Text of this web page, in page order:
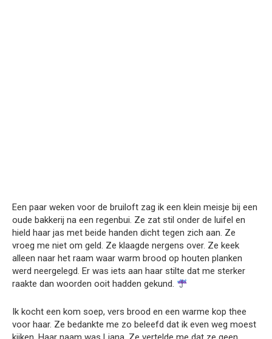
Een paar weken voor de bruiloft zag ik een klein meisje bij een
oude bakkerij na een regenbui. Ze zat stil onder de luifel en
hield haar jas met beide handen dicht tegen zich aan. Ze
vroeg me niet om geld. Ze klaagde nergens over. Ze keek
alleen naar het raam waar warm brood op houten planken
werd neergelegd. Er was iets aan haar stilte dat me sterker
raakte dan woorden ooit hadden gekund.
Ik kocht een kom soep, vers brood en een warme kop thee
voor haar. Ze bedankte me zo beleefd dat ik even weg moest